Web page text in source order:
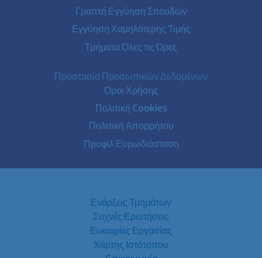
Γραπτή Εγγύηση Σπουδών
Εγγύηση Χαμηλότερης Τιμής
Τμήματα Όλες τις Ώρες
Προστασία Προσωπικών Δεδομένων
Όροι Χρήσης
Πολιτική Cookies
Πολιτική Απορρήτου
Προφίλ Ευρωδιάσταση
Ενάρξεις Τμημάτων
Συχνές Ερωτήσεις
Ευκαιρίες Εργασίας
Χάρτης Ιστότοπου